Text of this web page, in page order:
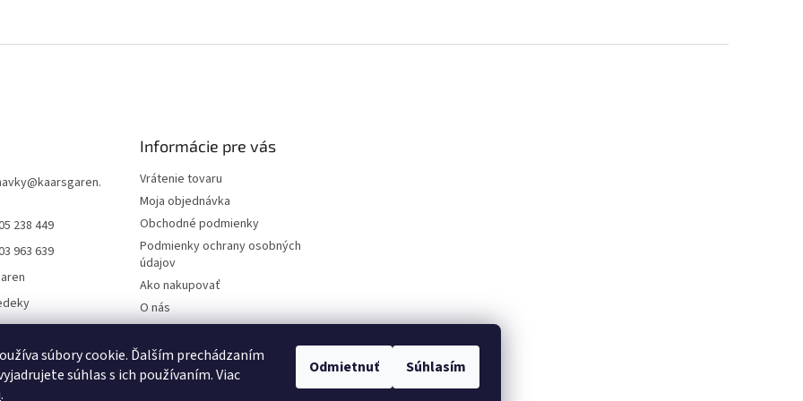
súbory cookie. Ďalším prechádzaním
súhlas s ich používaním. Viac
.
Odmietnuť Súhlasím
@kaarsgaren.
238 449
963 639
Textile
Informácie pre vás
Vrátenie tovaru
Moja objednávka
Obchodné podmienky
Podmienky ochrany osobných
údajov
Ako nakupovať
O nás
Doklady k stiahnutiu
Čo dať do kočíka v zime?